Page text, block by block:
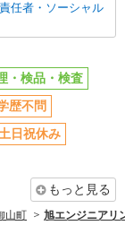
異なる）
を見る
詰めるだけの超
異なる）
理・検品・検査
任者・ソーシャル
・検品・検査
歴不問
土日祝休み
もっと見る
山町 旭エンジニアリ